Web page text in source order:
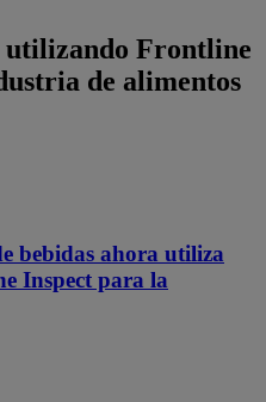
utilizando Frontline
de alimentos
bebidas ahora utiliza
Inspect para la